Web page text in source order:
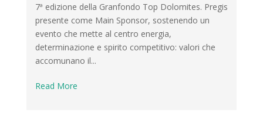
7ª edizione della Granfondo Top Dolomites. Pregis
presente come Main Sponsor, sostenendo un
evento che mette al centro energia,
determinazione e spirito competitivo: valori che
accomunano il...
Read More